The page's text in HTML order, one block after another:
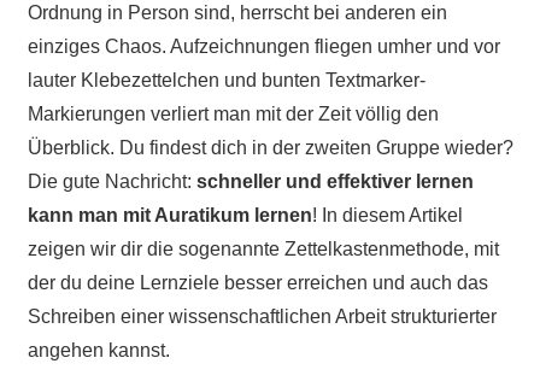
Ordnung in Person sind, herrscht bei anderen ein
einziges Chaos. Aufzeichnungen fliegen umher und vor
lauter Klebezettelchen und bunten Textmarker-
Markierungen verliert man mit der Zeit völlig den
Überblick. Du findest dich in der zweiten Gruppe wieder?
Die gute Nachricht: schneller und effektiver lernen
kann man mit Auratikum lernen! In diesem Artikel
zeigen wir dir die sogenannte Zettelkastenmethode, mit
der du deine Lernziele besser erreichen und auch das
Schreiben einer wissenschaftlichen Arbeit strukturierter
angehen kannst.